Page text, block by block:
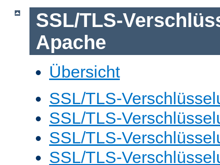
SSL/TLS-
Apache
Übersicht
SSL/TLS-
SSL/TLS-
SSL/TLS-
SSL/TLS-